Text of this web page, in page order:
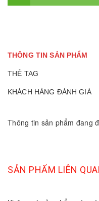
THÔNG TIN SẢN PHẨM
THẺ TAG
KHÁCH HÀNG ĐÁNH GIÁ
Thông tin sản phẩm đang
SẢN PHẨM LIÊN